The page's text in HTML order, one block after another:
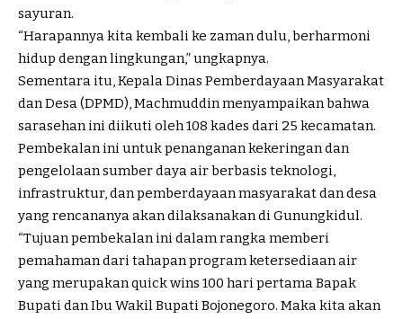
sayuran.
“Harapannya kita kembali ke zaman dulu, berharmoni
hidup dengan lingkungan,” ungkapnya.
Sementara itu, Kepala Dinas Pemberdayaan Masyarakat
dan Desa (DPMD), Machmuddin menyampaikan bahwa
sarasehan ini diikuti oleh 108 kades dari 25 kecamatan.
Pembekalan ini untuk penanganan kekeringan dan
pengelolaan sumber daya air berbasis teknologi,
infrastruktur, dan pemberdayaan masyarakat dan desa
yang rencananya akan dilaksanakan di Gunungkidul.
“Tujuan pembekalan ini dalam rangka memberi
pemahaman dari tahapan program ketersediaan air
yang merupakan quick wins 100 hari pertama Bapak
Bupati dan Ibu Wakil Bupati Bojonegoro. Maka kita akan